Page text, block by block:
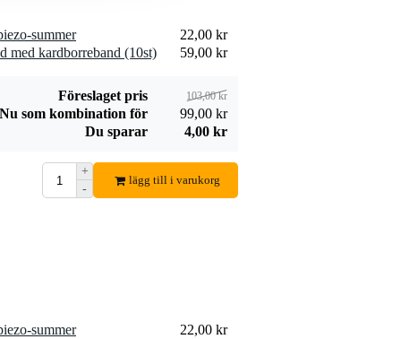
signalkabel stereo
jack-jack 10 meter
106,00 kr
Devine SPE25/R
summer
22,00 kr
med kardborreband (10st)
59,00 kr
Föreslaget pris 103,00 kr
Nu som kombination för
99,00 kr
Du sparar
4,00 kr
+
-
lägg till i varukorg
summer
22,00 kr